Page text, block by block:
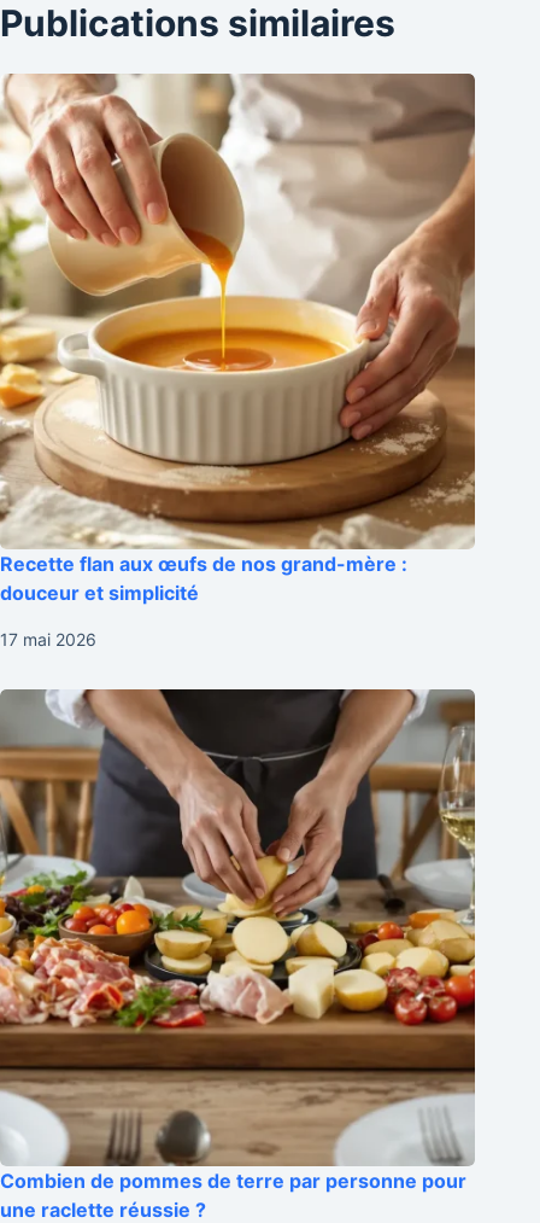
Publications similaires
Recette flan aux œufs de nos grand-mère :
douceur et simplicité
17 mai 2026
Combien de pommes de terre par personne pour
une raclette réussie ?